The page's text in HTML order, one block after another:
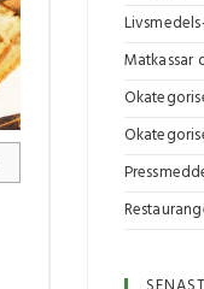
Matkassar